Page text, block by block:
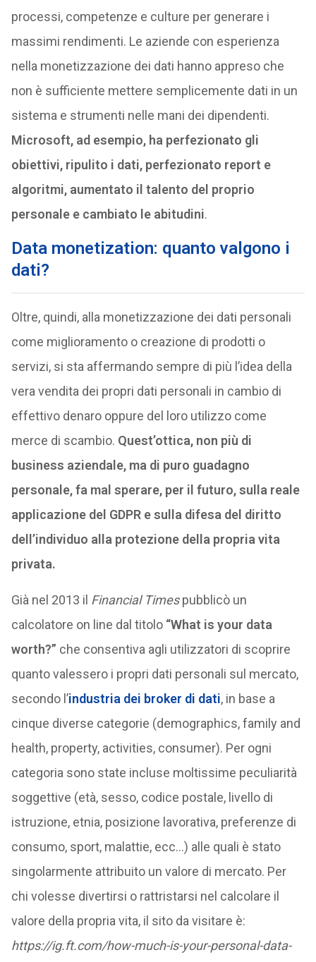
processi, competenze e culture per generare i
massimi rendimenti. Le aziende con esperienza
nella monetizzazione dei dati hanno appreso che
non è sufficiente mettere semplicemente dati in un
sistema e strumenti nelle mani dei dipendenti.
Microsoft, ad esempio, ha perfezionato gli
obiettivi, ripulito i dati, perfezionato report e
algoritmi, aumentato il talento del proprio
personale e cambiato le abitudini.
Data monetization: quanto valgono i
dati?
Oltre, quindi, alla monetizzazione dei dati personali
come miglioramento o creazione di prodotti o
servizi, si sta affermando sempre di più l’idea della
vera vendita dei propri dati personali in cambio di
effettivo denaro oppure del loro utilizzo come
merce di scambio. Quest’ottica, non più di
business aziendale, ma di puro guadagno
personale, fa mal sperare, per il futuro, sulla reale
applicazione del GDPR e sulla difesa del diritto
dell’individuo alla protezione della propria vita
privata.
Già nel 2013 il Financial Timespubblicò un
calcolatore on line dal titolo “What is your data
worth?” che consentiva agli utilizzatori di scoprire
quanto valessero i propri dati personali sul mercato,
secondo l’industria dei broker di dati, in base a
cinque diverse categorie (demographics, family and
health, property, activities, consumer). Per ogni
categoria sono state incluse moltissime peculiarità
soggettive (età, sesso, codice postale, livello di
istruzione, etnia, posizione lavorativa, preferenze di
consumo, sport, malattie, ecc…) alle quali è stato
singolarmente attribuito un valore di mercato. Per
chi volesse divertirsi o rattristarsi nel calcolare il
valore della propria vita, il sito da visitare è:
https://ig.ft.com/how-much-is-your-personal-data-